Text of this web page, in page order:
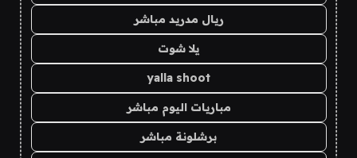
ريال مدريد مباشر
يلا شوت
yalla shoot
مباريات اليوم مباشر
برشلونة مباشر